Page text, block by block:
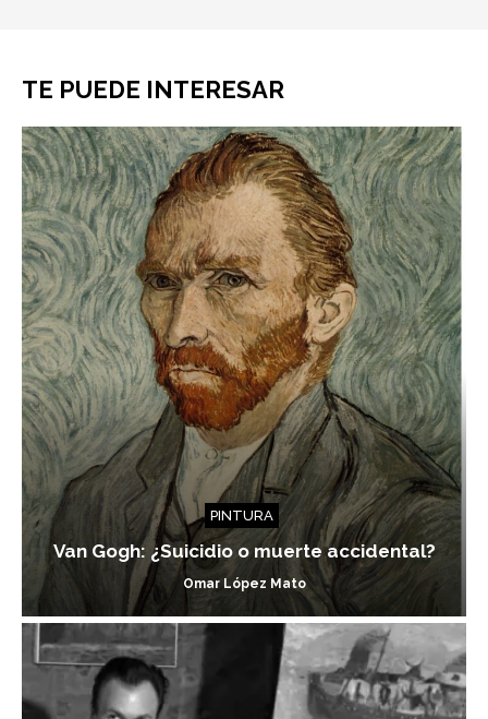
TE PUEDE INTERESAR
PINTURA
Van Gogh: ¿Suicidio o muerte accidental?
Omar López Mato